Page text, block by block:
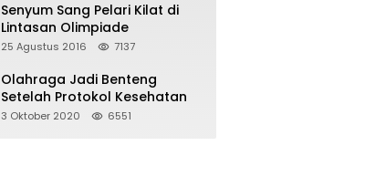
Senyum Sang Pelari Kilat di
Lintasan Olimpiade
25 Agustus 2016 7137
Olahraga Jadi Benteng
Setelah Protokol Kesehatan
3 Oktober 2020 6551